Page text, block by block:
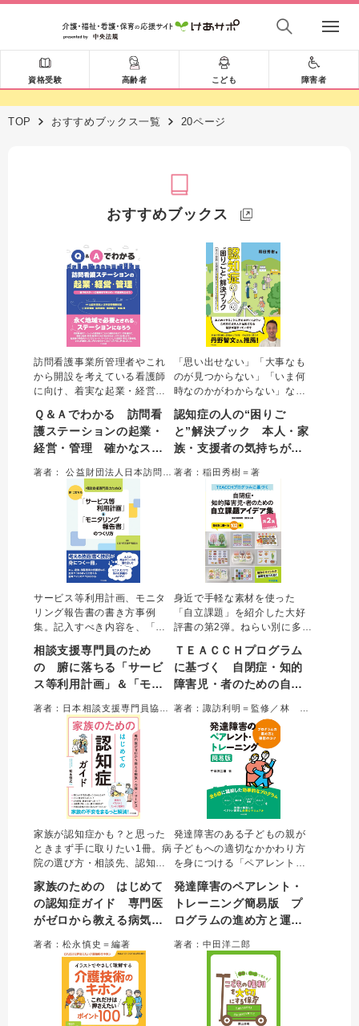
資格受験 高齢者 こども 障害者
TOP おすすめブックス一覧 20ページ
おすすめブックス
訪問看護事業所管理者やこれ
から開設を考えている看護師
に向け、着実な起業・経営の
授。起業時の準備やタイムス
ケジュール、マーケティン
グ、人材確保・育成、労務管
な悩みまで、QA形式で具体的
に解説した。
Ｑ＆Ａでわかる 訪問看
護ステーションの起業・
経営・管理 確かなスタ
トで成果を出そう
「思い出せない」「大事なも
のが見つからない」「いま何
時なのかがわからない」な
の“困りごと”を解決するヒント
を紹介する。本人は生活のど
んな部分に困難さを感じ、そ
わかる。本人、家族、支援者
の心を軽くする一冊。
認知症の人の“困りご
と”解決ブック 本人・家
族・支援者の気持ちがラ
著者：稲田秀樹＝著
サービス等利用計画、モニタ
リング報告書の書き方事例
集。記入すべき内容を、「良
がら、多様な事例を通じわか
りやすく解説した。加算取得
の考え方を含め、よりよい支
のプロセス全体を学べる一
相談支援専門員のため
の 腑に落ちる「サービ
ス等利用計画」＆「モニ
り方
身近で手軽な素材を使った
「自立課題」を紹介した大好
評書の第2弾。ねらい別に多数
じたかかわりができる。ま
た、シューボックス、ファイ
ル、マグネットの課題タイプ
載。現場でよくある疑問もQ
＆Aで収載した。
ＴＥＡＣＣＨプログラム
に基づく 自閉症・知的
障害児・者のための自立
目的別に選べる１０２例
家族が認知症かも？と思った
ときまず手に取りたい1冊。病
院の選び方・相談先、認知症
わり方、介護保険サービスの
種類・使い方、活用できる制
度、死亡後の手続きまでフル
い認知症専門医が対話形式で
やさしく解説する。
家族のための はじめて
の認知症ガイド 専門医
がゼロから教える病気・
著者：松永慎史＝編著
発達障害のある子どもの親が
子どもへの適切なかかわり方
を身につける「ペアレント・
実践するためのマニュアル。
通常全10回のプログラムを全
6回に凝縮し、ADHDだけでな
内容へと改良。詳細な進め方
発達障害のペアレント・
トレーニング簡易版 プ
ログラムの進め方と運営
著者：中田洋二郎